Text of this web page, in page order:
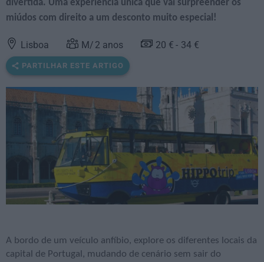
divertida. Uma experiência única que vai surpreender os
miúdos com direito a um desconto muito especial!
Lisboa 2 anos 20 € 34 €
PARTILHAR ESTE ARTIGO
A bordo de um veículo anfíbio, explore os diferentes locais da
capital de Portugal, mudando de cenário sem sair do